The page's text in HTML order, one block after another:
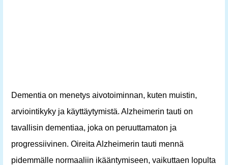
Dementia on menetys aivotoiminnan, kuten muistin,
arviointikyky ja käyttäytymistä. Alzheimerin tauti on
tavallisin dementiaa, joka on peruuttamaton ja
progressiivinen. Oireita Alzheimerin tauti mennä
pidemmälle normaaliin ikääntymiseen, vaikuttaen lopulta